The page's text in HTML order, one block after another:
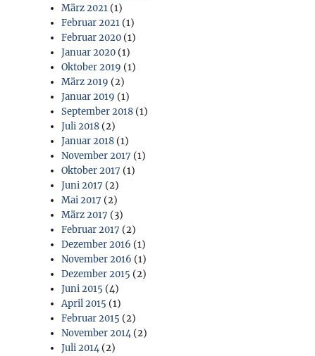
März 2021 (1)
Februar 2021 (1)
Februar 2020 (1)
Januar 2020 (1)
Oktober 2019 (1)
März 2019 (2)
Januar 2019 (1)
September 2018 (1)
Juli 2018 (2)
Januar 2018 (1)
November 2017 (1)
Oktober 2017 (1)
Juni 2017 (2)
Mai 2017 (2)
März 2017 (3)
Februar 2017 (2)
Dezember 2016 (1)
November 2016 (1)
Dezember 2015 (2)
Juni 2015 (4)
April 2015 (1)
Februar 2015 (2)
November 2014 (2)
Juli 2014 (2)